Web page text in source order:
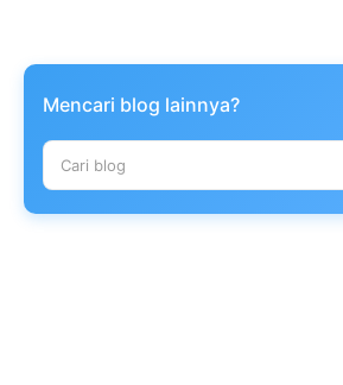
Mencari blog lainnya?